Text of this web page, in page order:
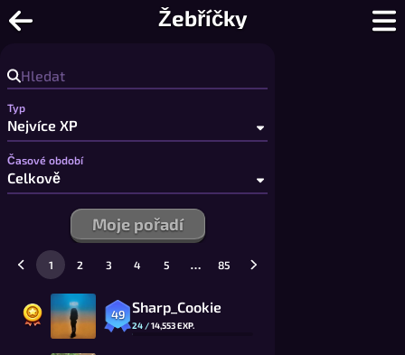
Žebříčky
Piškvorky - Piškvorky pro 2 hráče
Typ
Časové období
Moje pořadí
49 Sharp_Cookie
24 /14,553EXP.
1 2 3 4 5 … 85